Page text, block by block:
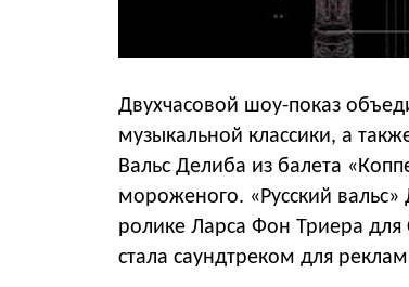
Двухчасовой шоу-показ
музыкальной классики, а
Вальс Делиба из балета
мороженого. «Русский
ролике Ларса Фон Триера для
стала саундтреком для